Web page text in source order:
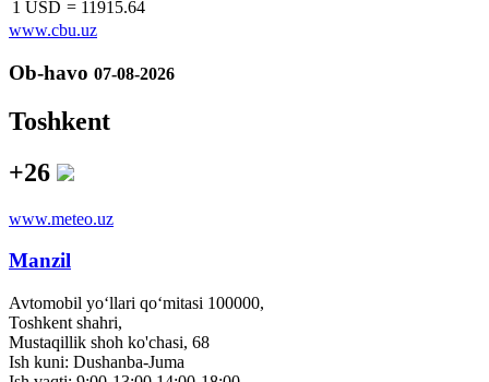
1 USD = 11915.64
www.cbu.uz
Ob-havo 07-08-2026
Toshkent
+26
www.meteo.uz
Manzil
Avtomobil yo‘llari qo‘mitasi 100000,
Toshkent shahri,
Mustaqillik shoh ko'chasi, 68
Ish kuni: Dushanba-Juma